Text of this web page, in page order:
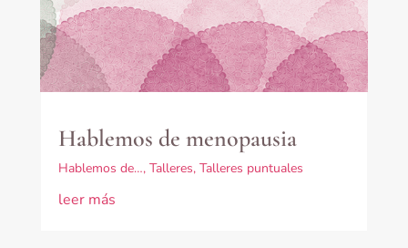
Hablemos de menopausia
Hablemos de…, Talleres, Talleres puntuales
leer más